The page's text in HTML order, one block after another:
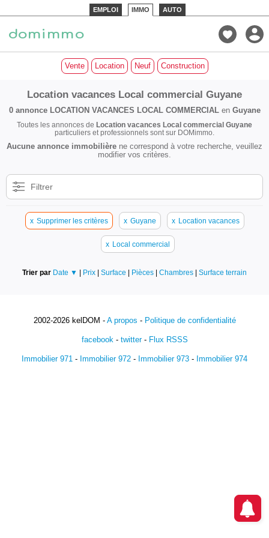
EMPLOI IMMO AUTO
Vente Location Neuf Construction
Location vacances Local commercial Guyane
0 annonce LOCATION VACANCES LOCAL COMMERCIALen Guyane
Toutes les annonces de Location vacances Local commercial Guyane
particuliers et professionnels sont sur DOMimmo.
Aucune annonce immobilière ne correspond à votre recherche, veuillez
modifier vos critères.
Filtrer
x Supprimer les critères x Guyane x Location vacances
x Local commercial
Trier par Date ▼ | Prix | Surface | Pièces | Chambres | Surface terrain
2002-2026 kelDOM - A propos - Politique de confidentialité
facebook- twitter- Flux RSSS
Immobilier 971 - Immobilier 972 - Immobilier 973 - Immobilier 974